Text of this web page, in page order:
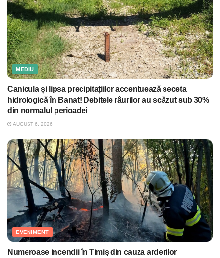
MEDIU
Canicula și lipsa precipitațiilor accentuează seceta
hidrologică în Banat! Debitele râurilor au scăzut sub 30%
din normalul perioadei
AUGUST 6, 2026
EVENIMENT
Numeroase incendii în Timiş din cauza arderilor